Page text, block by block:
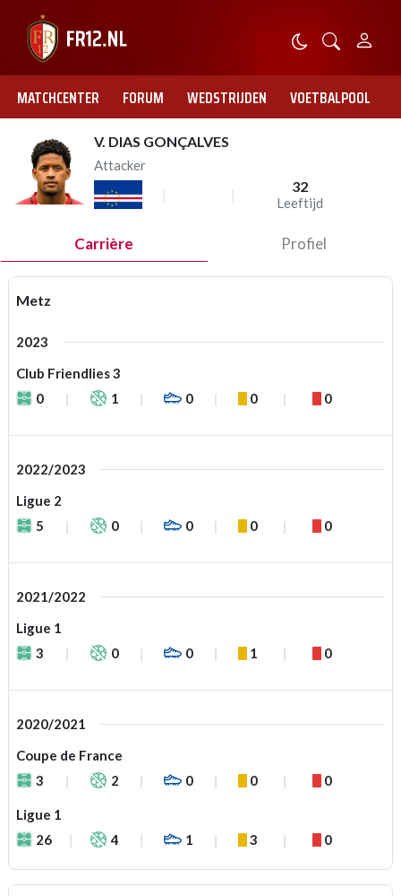
MATCHCENTER FORUM WEDSTRIJDEN VOETBALPOOL
V. DIAS GONÇALVES
Attacker
32
Leeftijd
Carrière Profiel
Metz
2023
Club Friendlies 3
0
1 0 0 0
2022/2023
Ligue 2
5
0 0 0 0
2021/2022
Ligue 1
3
0 0 1 0
2020/2021
Coupe de France
3
2 0 0 0
Ligue 1
26
4 1 3 0